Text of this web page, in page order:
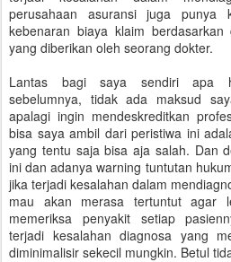
perusahaan asuransi juga punya
kebenaran biaya klaim
yang diberikan oleh seorang dokter.
Lantas bagi saya sendiri apa
sebelumnya, tidak ada maksud
apalagi ingin mendeskreditkan
bisa saya ambil dari peristiwa ini
yang tentu saja bisa aja salah. Dan
ini dan adanya warning tuntutan
jika terjadi kesalahan dalam
mau akan merasa tertuntut agar
memeriksa penyakit setiap
terjadi kesalahan diagnosa yang
diminimalisir sekecil mungkin. Betul